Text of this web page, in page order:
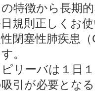
特徴から長期
規則正しくお
閉塞性肺疾患
。
リーバは１日
引が必要とな